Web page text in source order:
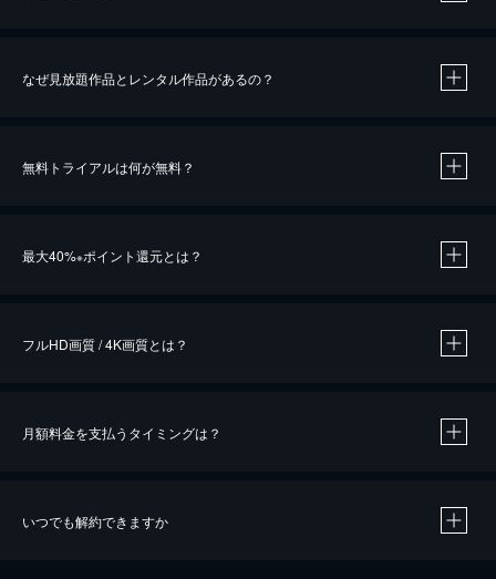
なぜ見放題作品とレンタル作品があるの？
無料トライアルは何が無料？
最大40%※ポイント還元とは？
※40％ポイント還元の対象は、クレジットカード決済による作品の購入 / レンタルです。
フルHD画質 / 4K画質とは？
月額料金を支払うタイミングは？
いつでも解約できますか